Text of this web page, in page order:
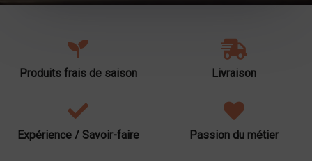
Produits frais de saison Livraison
Expérience / Savoir-faire Passion du métier